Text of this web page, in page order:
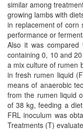
similar among
growing lambs with
in replacement of corn
performance or
Also it was
containing 0, 10 and
a mix culture of rumen
in fresh rumen liquid
means of anaerobic
from the rumen liquid
of 38 kg, feeding a
FRL inoculum was
Treatments (T)